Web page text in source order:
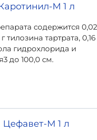
М 1 л
содержится
тилозина тартрата, 0,16
гидрохлорида и
до 100,0 см.
Цефавет-М 1 л